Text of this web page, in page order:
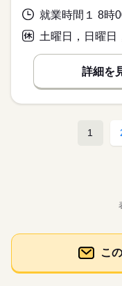
就業時間１ 8時
土曜日，日曜日
詳細を
1
こ